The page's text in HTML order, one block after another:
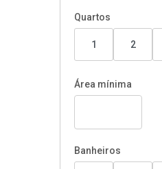
Quartos
1 2
Área mínima
Banheiros